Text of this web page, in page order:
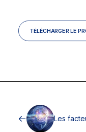
TÉLÉCHARGER LE
Les